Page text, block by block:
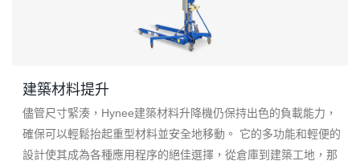
建築材料提升
儘管尺寸緊湊，Hynee建築材料升降機仍保持出色的負載能力，
確保可以輕鬆抬起重型材料並安全地移動。 它的多功能和輕便的
設計使其成為各種應用程序的絕佳選擇，從倉庫到建築工地，那